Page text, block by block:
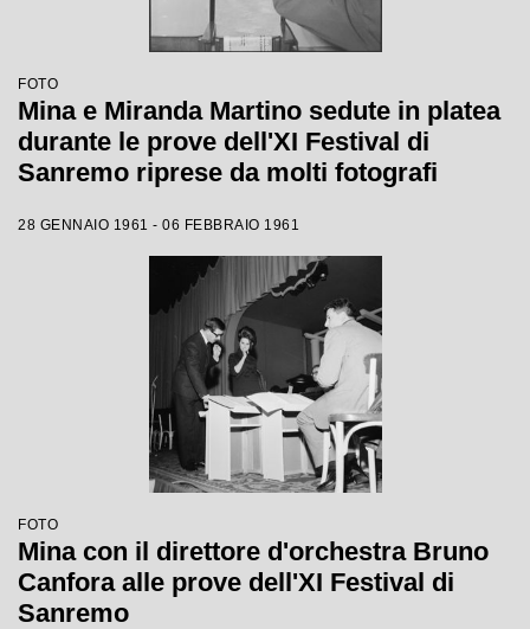
FOTO
Mina e Miranda Martino sedute in platea
durante le prove dell'XI Festival di
Sanremo riprese da molti fotografi
28 GENNAIO 1961 - 06 FEBBRAIO 1961
FOTO
Mina con il direttore d'orchestra Bruno
Canfora alle prove dell'XI Festival di
Sanremo